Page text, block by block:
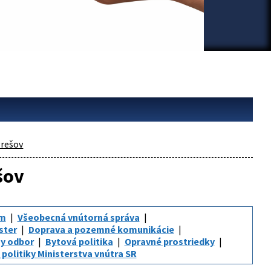
Všeobecná vnútorná správa
Doprava a pozemné komunikácie
odbor Bytová politika
Opravné prostriedky
Ministerstva vnútra SR